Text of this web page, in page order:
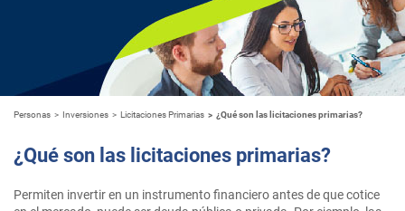
Personas Inversiones Licitaciones Primarias ¿Qué son las licitaciones primarias?
¿Qué son las licitaciones primarias?
Permiten invertir en un instrumento financiero antes de que cotice